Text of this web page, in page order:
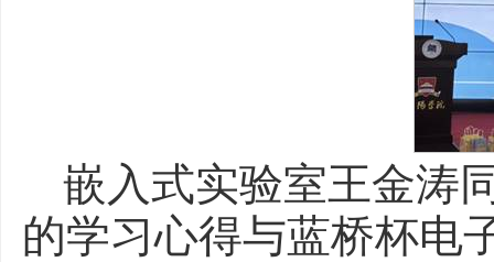
嵌入式实验室王金涛
的学习心得与蓝桥杯电